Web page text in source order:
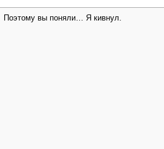
Поэтому вы поняли… Я кивнул.